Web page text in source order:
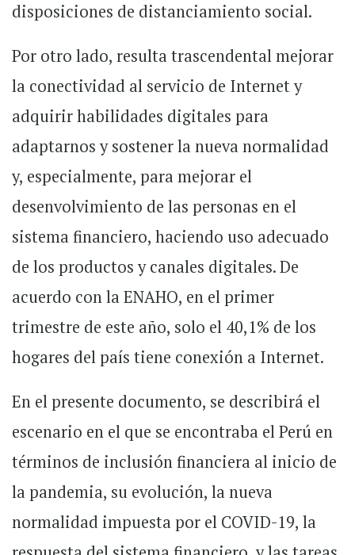
disposiciones de distanciamiento social.
Por otro lado, resulta trascendental mejorar
la conectividad al servicio de Internet y
adquirir habilidades digitales para
adaptarnos y sostener la nueva normalidad
y, especialmente, para mejorar el
desenvolvimiento de las personas en el
sistema financiero, haciendo uso adecuado
de los productos y canales digitales. De
acuerdo con la ENAHO, en el primer
trimestre de este año, solo el 40,1% de los
hogares del país tiene conexión a Internet.
En el presente documento, se describirá el
escenario en el que se encontraba el Perú en
términos de inclusión financiera al inicio de
la pandemia, su evolución, la nueva
normalidad impuesta por el COVID-19, la